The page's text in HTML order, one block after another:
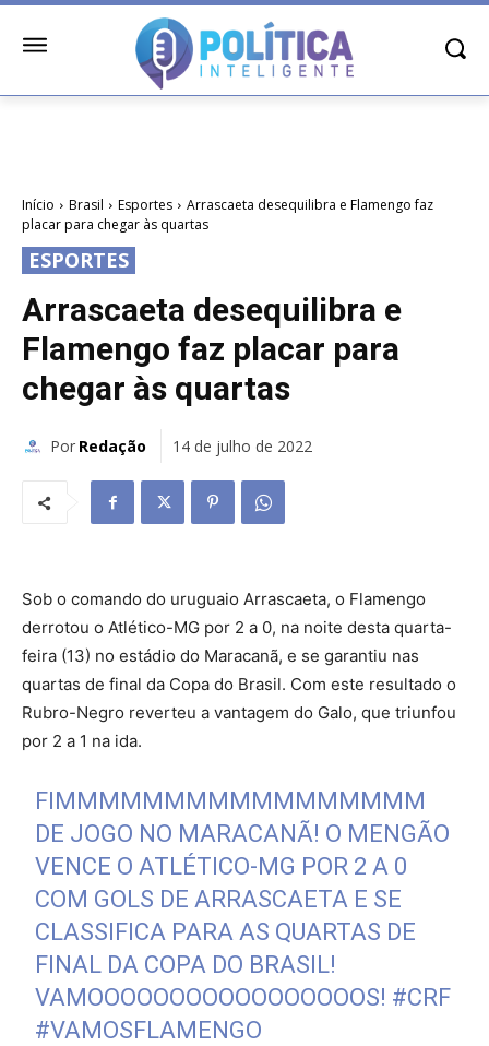
Início Brasil Esportes
Arrascaeta desequilibra e Flamengo faz
placar para chegar às quartas
ESPORTES
Arrascaeta desequilibra e
Flamengo faz placar para
chegar às quartas
Por Redação 14 de julho de 2022
Sob o comando do uruguaio Arrascaeta, o Flamengo
derrotou o Atlético-MG por 2 a 0, na noite desta quarta-
feira (13) no estádio do Maracanã, e se garantiu nas
quartas de final da Copa do Brasil. Com este resultado o
Rubro-Negro reverteu a vantagem do Galo, que triunfou
por 2 a 1 na ida.
FIMMMMMMMMMMMMMMMMM
DE JOGO NO MARACANÃ! O MENGÃO
VENCE O ATLÉTICO-MG POR 2 A 0
COM GOLS DE ARRASCAETA E SE
CLASSIFICA PARA AS QUARTAS DE
FINAL DA COPA DO BRASIL!
VAMOOOOOOOOOOOOOOOOOS! #CRF
#VAMOSFLAMENGO